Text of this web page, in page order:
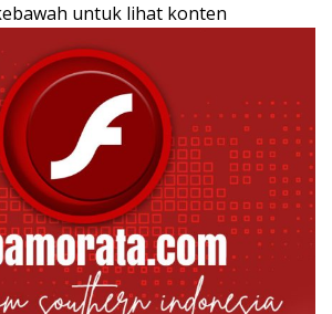
untuk lihat konten